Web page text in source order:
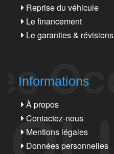
Reprise du véhicule
Le financement
Le garanties & révisions
Informations
À propos
Contactez-nous
Mentions légales
Données personnelles